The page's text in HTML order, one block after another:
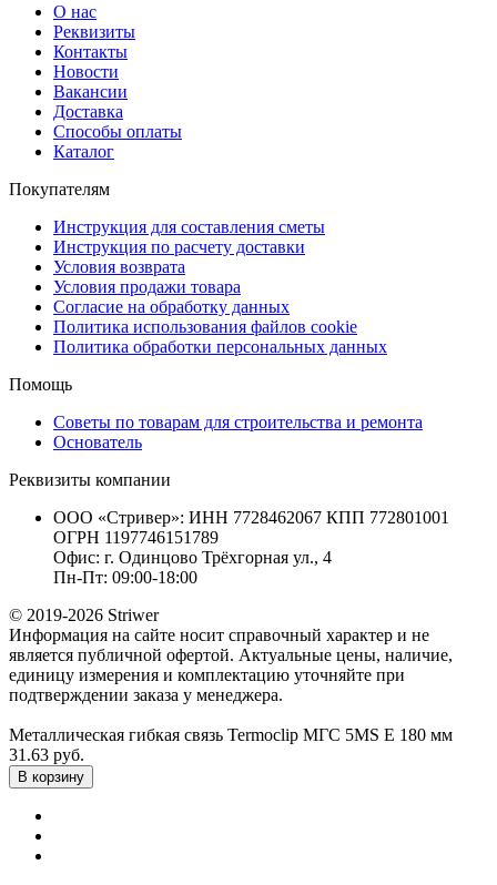
О нас
Реквизиты
Контакты
Новости
Вакансии
Доставка
Способы оплаты
Каталог
Покупателям
Инструкция для составления сметы
Инструкция по расчету доставки
Условия возврата
Условия продажи товара
Согласие на обработку данных
Политика использования файлов cookie
Политика обработки персональных данных
Помощь
Советы по товарам для строительства и ремонта
Основатель
Реквизиты компании
ООО «Стривер»: ИНН 7728462067 КПП 772801001
ОГРН 1197746151789
Офис: г. Одинцово Трёхгорная ул., 4
Пн-Пт: 09:00-18:00
© 2019-2026 Striwer
Информация на сайте носит справочный характер и не
является публичной офертой. Актуальные цены, наличие,
единицу измерения и комплектацию уточняйте при
подтверждении заказа у менеджера.
Металлическая гибкая связь Termoclip МГС 5MS Е 180 мм
31.63 руб.
В корзину